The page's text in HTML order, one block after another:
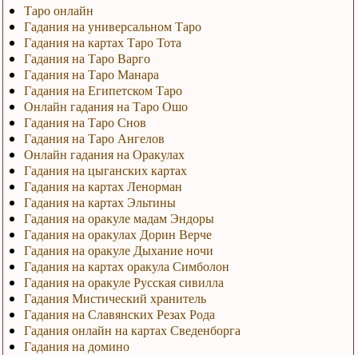
Таро онлайн
Гадания на универсальном Таро
Гадания на картах Таро Тота
Гадания на Таро Варго
Гадания на Таро Манара
Гадания на Египетском Таро
Онлайн гадания на Таро Ошо
Гадания на Таро Снов
Гадания на Таро Ангелов
Онлайн гадания на Оракулах
Гадания на цыганских картах
Гадания на картах Ленорман
Гадания на картах Эльтины
Гадания на оракуле мадам Эндоры
Гадания на оракулах Дорин Верче
Гадания на оракуле Дыхание ночи
Гадания на картах оракула Симболон
Гадания на оракуле Русская сивилла
Гадания Мистический хранитель
Гадания на Славянских Резах Рода
Гадания онлайн на картах Сведенборга
Гадания на домино